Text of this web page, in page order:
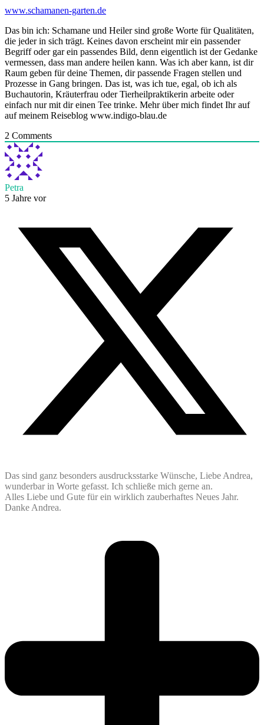
www.schamanen-garten.de
Das bin ich: Schamane und Heiler sind große Worte für Qualitäten,
die jeder in sich trägt. Keines davon erscheint mir ein passender
Begriff oder gar ein passendes Bild, denn eigentlich ist der Gedanke
vermessen, dass man andere heilen kann. Was ich aber kann, ist dir
Raum geben für deine Themen, dir passende Fragen stellen und
Prozesse in Gang bringen. Das ist, was ich tue, egal, ob ich als
Buchautorin, Kräuterfrau oder Tierheilpraktikerin arbeite oder
einfach nur mit dir einen Tee trinke. Mehr über mich findet Ihr auf
auf meinem Reiseblog www.indigo-blau.de
2 Comments
Petra
5 Jahre vor
Das sind ganz besonders ausdrucksstarke Wünsche, Liebe Andrea,
wunderbar in Worte gefasst. Ich schließe mich gerne an.
Alles Liebe und Gute für ein wirklich zauberhaftes Neues Jahr.
Danke Andrea.